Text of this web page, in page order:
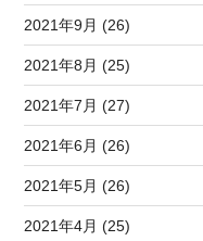
2021年9月 (26)
2021年8月 (25)
2021年7月 (27)
2021年6月 (26)
2021年5月 (26)
2021年4月 (25)